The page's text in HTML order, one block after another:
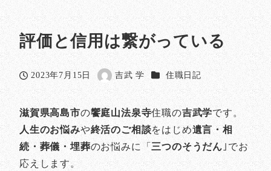
評価と信用は繋がっている
投稿日
2023年7月15日
著
者
吉武 学 カテゴリー
住職日記
滋賀県高島市の饗庭山法泉寺住職の吉武学です。
人生のお悩みや終活のご相談をはじめ遺言・相
続・葬儀・埋葬のお悩みに「 三つのそうだん ｣でお
応えします。